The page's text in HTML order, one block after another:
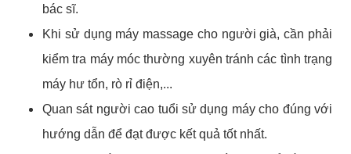
bác sĩ.
Khi sử dụng máy massage cho người già, cần phải
kiểm tra máy móc thường xuyên tránh các tình trạng
máy hư tổn, rò rỉ điện,...
Quan sát người cao tuổi sử dụng máy cho đúng với
hướng dẫn để đạt được kết quả tốt nhất.